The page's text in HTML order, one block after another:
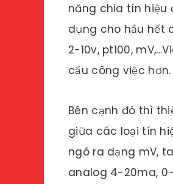
năng chia tín hiệu
dụng cho hầu hết
2-10v, pt100,
cầu công việc hơn.
Bên cạnh đó thì
giữa các loại tín
ngõ ra dạng mV,
analog 4-20ma, 0-